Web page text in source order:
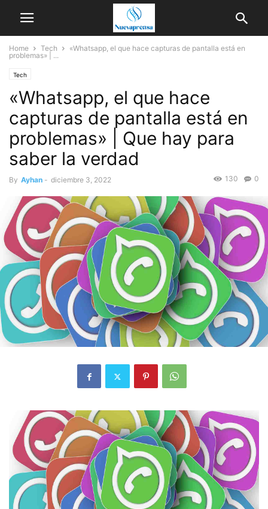
Home Tech
«Whatsapp, el que hace capturas de pantalla está en
problemas» | ...
Tech
«Whatsapp, el que hace
capturas de pantalla está en
problemas» | Que hay para
saber la verdad
By Ayhan - diciembre 3, 2022 0
130